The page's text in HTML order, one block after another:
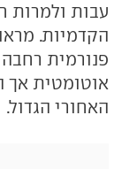
עבות ולמרות
הקדמיות.
פנורמית
אוטומטית אך
האחורי הגדול.